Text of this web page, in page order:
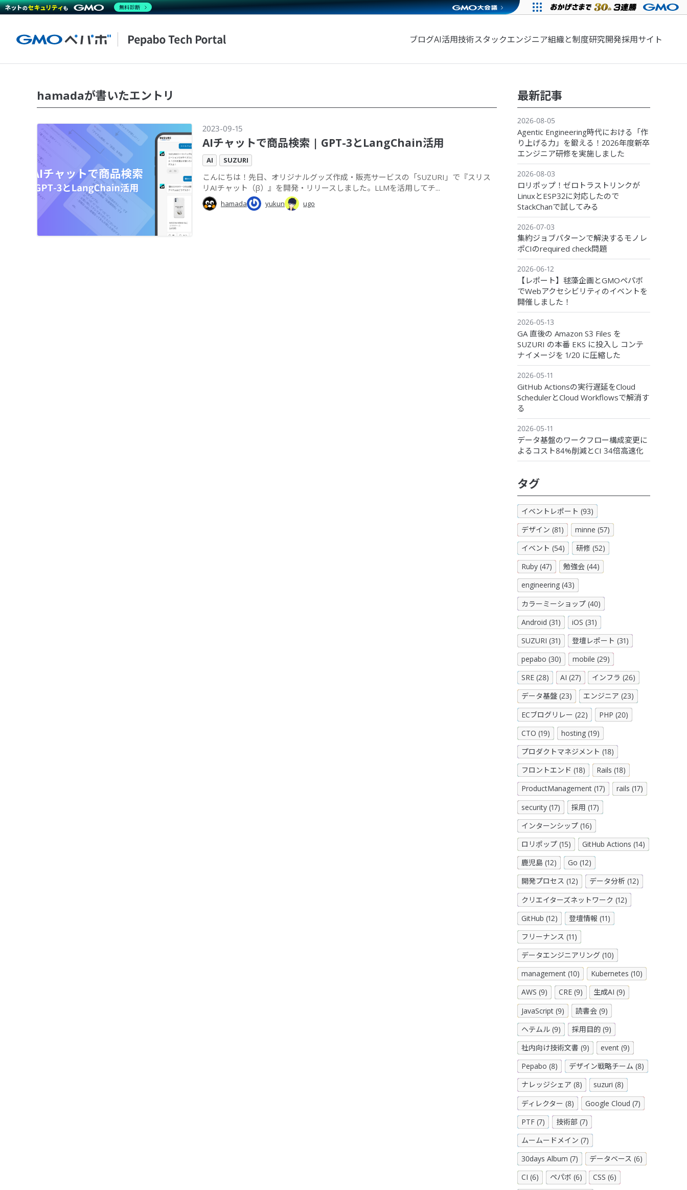
ブログAI活用技術スタックエンジニア組織と制度研究開発採用サイト
hamadaが書いたエントリ
2023-09-15
AIチャットで商品検索 | GPT-3とLangChain活用
AI SUZURI
こんにちは！先日、オリジナルグッズ作成・販売サービスの「SUZURI」で『スリス
リAIチャット（β）』を開発・リリースしました。LLMを活用してチ...
hamada yukun ugo
最新記事
2026-08-05
Agentic Engineering時代における「作
り上げる力」を鍛える！2026年度新卒
エンジニア研修を実施しました
2026-08-03
ロリポップ！ゼロトラストリンクが
LinuxとESP32に対応したので
StackChanで試してみる
2026-07-03
集約ジョブパターンで解決するモノレ
ポCIのrequired check問題
2026-06-12
【レポート】毬藻企画とGMOペパボ
でWebアクセシビリティのイベントを
開催しました！
2026-05-13
GA 直後の Amazon S3 Files を
SUZURI の本番 EKS に投入し コンテ
ナイメージを 1/20 に圧縮した
2026-05-11
GitHub Actionsの実行遅延をCloud
SchedulerとCloud Workflowsで解消す
る
2026-05-11
データ基盤のワークフロー構成変更に
よるコスト84%削減とCI 34倍高速化
タグ
イベントレポート (93)
デザイン (81)
minne (57)
イベント (54)
研修 (52)
Ruby (47)
勉強会 (44)
engineering (43)
カラーミーショップ (40)
Android (31)
iOS (31)
SUZURI (31)
登壇レポート (31)
pepabo (30)
mobile (29)
SRE (28)
AI (27)
インフラ (26)
データ基盤 (23)
エンジニア (23)
ECブログリレー (22)
PHP (20)
CTO (19)
hosting (19)
プロダクトマネジメント (18)
フロントエンド (18)
Rails (18)
ProductManagement (17)
rails (17)
security (17)
採用 (17)
インターンシップ (16)
ロリポップ (15)
GitHub Actions (14)
鹿児島 (12)
Go (12)
開発プロセス (12)
データ分析 (12)
クリエイターズネットワーク (12)
GitHub (12)
登壇情報 (11)
フリーナンス (11)
データエンジニアリング (10)
management (10)
Kubernetes (10)
AWS (9)
CRE (9)
生成AI (9)
JavaScript (9)
読書会 (9)
ヘテムル (9)
採用目的 (9)
社内向け技術文書 (9)
event (9)
Pepabo (8)
デザイン戦略チーム (8)
ナレッジシェア (8)
suzuri (8)
ディレクター (8)
Google Cloud (7)
PTF (7)
技術部 (7)
ムームードメイン (7)
30days Album (7)
データベース (6)
CI (6)
ペパボ (6)
CSS (6)
無料診断